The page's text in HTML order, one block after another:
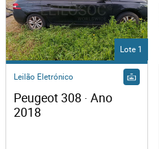
Lote 1
Leilão Eletrónico
Peugeot 308 · Ano
2018